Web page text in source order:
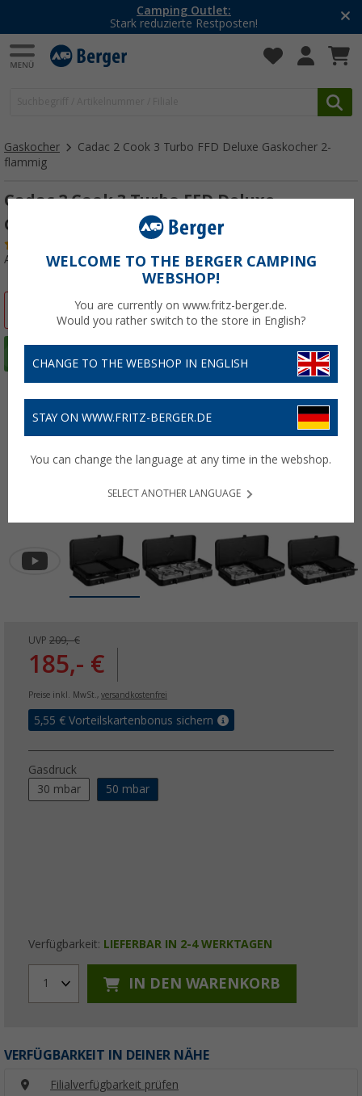
Camping Outlet:
Stark reduzierte Restposten!
Gaskocher
Cadac 2 Cook 3 Turbo FFD Deluxe Gaskocher 2-
flammig
Cadac 2 Cook 3 Turbo FFD Deluxe
Gaskocher 2-flammig 50 mbar
Art.-Nr.: 539833
UVP 209,- €
185,- €
Preise inkl. MwSt., versandkostenfrei
5,55 € Vorteilskartenbonus sichern
Gasdruck
30 mbar
50 mbar
Verfügbarkeit: LIEFERBAR IN 2-4 WERKTAGEN
1 IN DEN WARENKORB
VERFÜGBARKEIT IN DEINER NÄHE
Filialverfügbarkeit prüfen
WELCOME TO THE BERGER CAMPING
WEBSHOP!
You are currently on www.fritz-berger.de.
Would you rather switch to the store in English?
CHANGE TO THE WEBSHOP IN ENGLISH
STAY ON WWW.FRITZ-BERGER.DE
You can change the language at any time in the webshop.
SELECT ANOTHER LANGUAGE